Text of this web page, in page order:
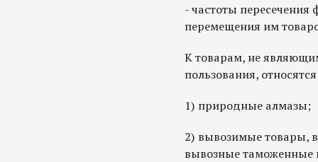
- частоты пересечения
перемещения им
К товарам, не
пользования,
1) природные алмазы;
2) вывозимые товары,
вывозные